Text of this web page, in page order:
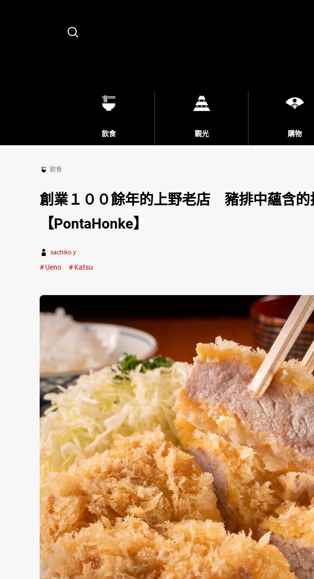
Search
飲食 觀光 購物
飲食
創業１００餘年的上野老店 豬排中蘊含的
【PontaHonke】
sachiko.y
Ueno Katsu